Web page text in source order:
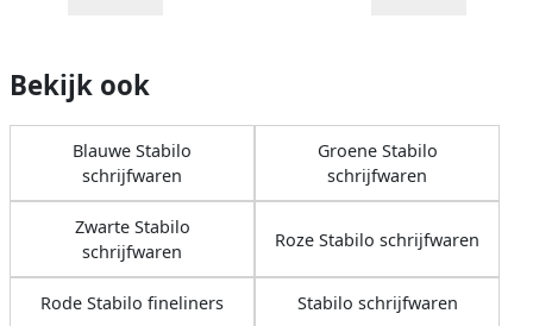
Bekijk ook
Blauwe Stabilo
schrijfwaren
Groene Stabilo
schrijfwaren
Zwarte Stabilo
schrijfwaren
Roze Stabilo schrijfwaren
Rode Stabilo fineliners Stabilo schrijfwaren